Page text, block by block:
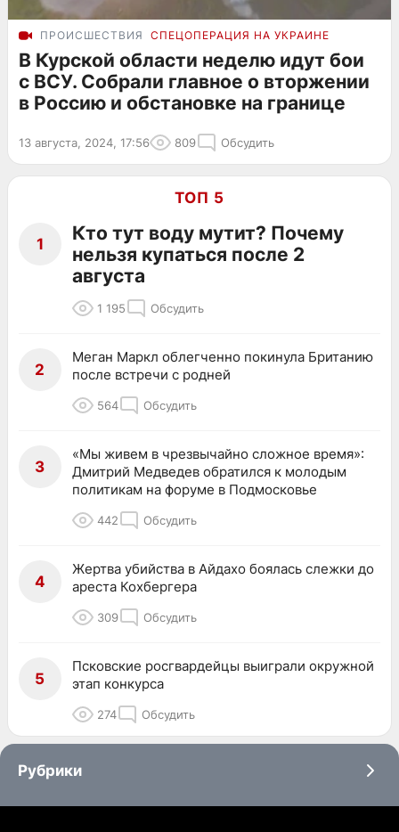
ПРОИСШЕСТВИЯ СПЕЦОПЕРАЦИЯ НА УКРАИНЕ
В Курской области неделю идут бои
с ВСУ. Собрали главное о вторжении
в Россию и обстановке на границе
13 августа, 2024, 17:56 809 Обсудить
ТОП 5
1
Кто тут воду мутит? Почему
нельзя купаться после 2
августа
1 195 Обсудить
2
Меган Маркл облегченно покинула Британию
после встречи с родней
564 Обсудить
3
«Мы живем в чрезвычайно сложное время»:
Дмитрий Медведев обратился к молодым
политикам на форуме в Подмосковье
442 Обсудить
4
Жертва убийства в Айдахо боялась слежки до
ареста Кохбергера
309 Обсудить
5
Псковские росгвардейцы выиграли окружной
этап конкурса
274 Обсудить
Рубрики